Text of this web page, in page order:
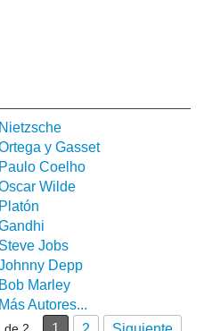
Nietzsche
y Gasset
Paulo Coelho
Wilde
Platón
Steve Jobs
Depp
Bob Marley
Más Autores...